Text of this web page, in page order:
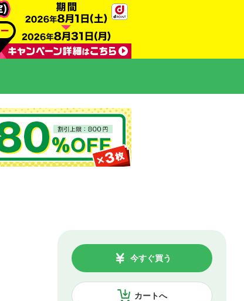
カートへ
今すぐ買う